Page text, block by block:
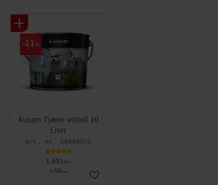
Auson Tjære-vitriol 10
Liter
60590556
1.691DKK
1.900DKK
11 %
Gem som favorit